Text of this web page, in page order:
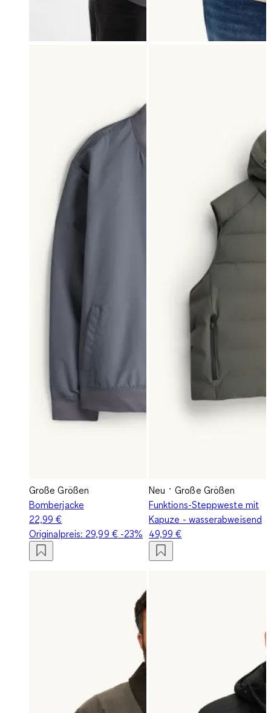
Große Größen
Bomberjacke
22,99 €
Originalpreis: 29,99 €-23%
Neu
Große Größen
Funktions-Steppweste mit
Kapuze - wasserabweisend
49,99 €